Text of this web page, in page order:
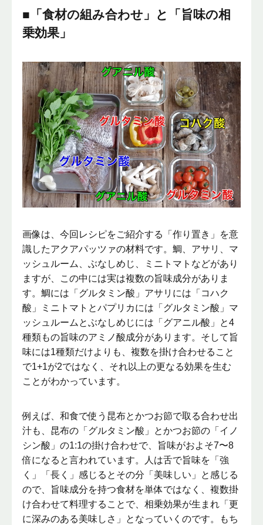
■「食材の組み合わせ」と「旨味の相
乗効果」
画像は、今回レシピをご紹介する「作り置き」を意
識したアクアパッツァの材料です。鯛、アサリ、マ
ッシュルーム、ぶなしめじ、ミニトマトなどがあり
ますが、この中には実は複数の旨味成分がありま
す。鯛には「グルタミン酸」アサリには「コハク
酸」ミニトマトとパプリカには「グルタミン酸」マ
ッシュルームとぶなしめじには「グアニル酸」と4
種類もの旨味のアミノ酸成分があります。そして旨
味には1種類だけよりも、複数を掛け合わせること
で1+1が2ではなく、それ以上の更なる効果を生む
ことがわかっています。
例えば、和食で使う昆布とかつお節で取る合わせ出
汁も、昆布の「グルタミン酸」とかつお節の「イノ
シン酸」の1:1の掛け合わせで、旨味がおよそ7〜8
倍になると言われています。人は舌で旨味を「強
く」「長く」感じるとその分「美味しい」と感じる
ので、旨味成分を持つ食材を単体ではなく、複数掛
け合わせて料理することで、相乗効果が生まれ「更
に深みのある美味しさ」となっていくのです。もち